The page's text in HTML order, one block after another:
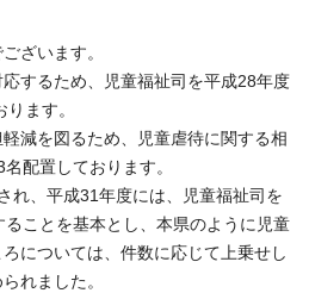
ざいます。
するため、児童福祉司を平成28年度
ます。
減を図るため、児童虐待に関する相
配置しております。
れ、平成31年度には、児童福祉司を
ことを基本とし、本県のように児童
については、件数に応じて上乗せし
れました。